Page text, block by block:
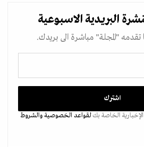
البريدية الاسبوعية
"المجلة" مباشرة الى بريدك.
الخاصة بكلقواعد الخصوصيةوالشروط